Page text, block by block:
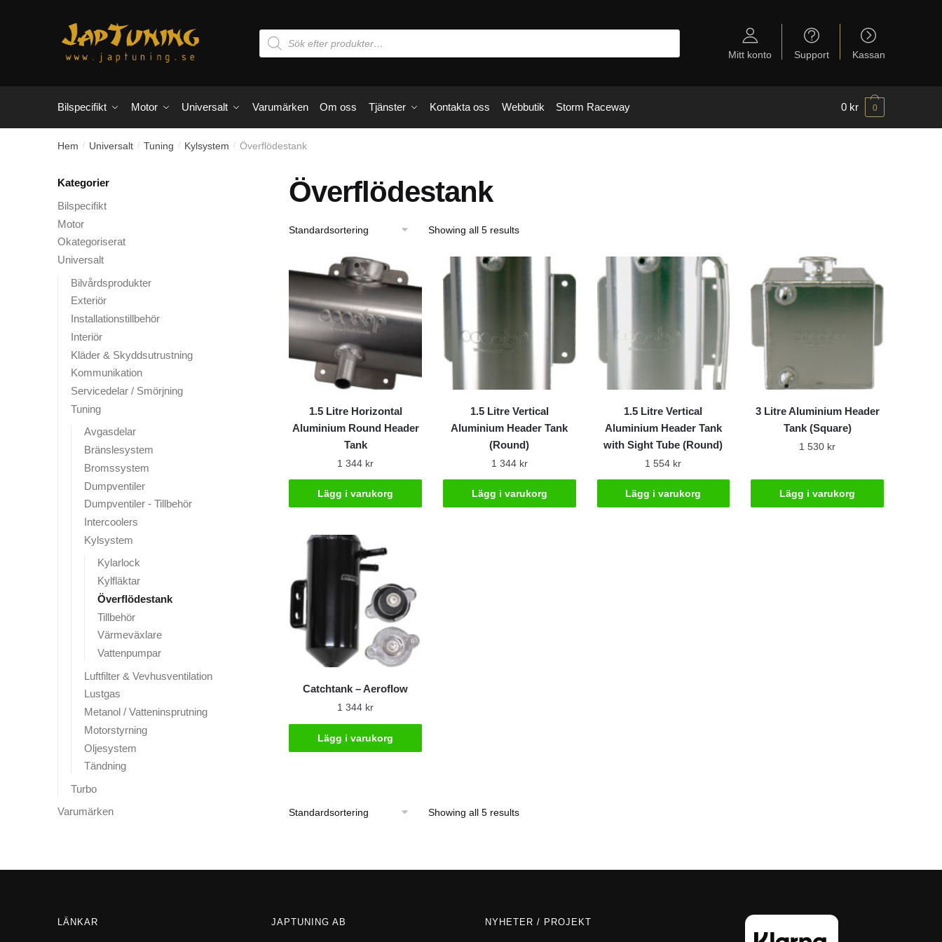
Products
search
Mitt konto Support Kassan
Bilspecifikt Motor Universalt Varumärken Om oss Tjänster Kontakta oss Webbutik Storm Raceway 0 kr 0
Hem / Universalt / Tuning / Kylsystem / Överflödestank
Överflödestank
Showing all 5 results
1.5 Litre Horizontal
Aluminium Round Header
Tank
1 344 kr
Lägg i varukorg
1.5 Litre Vertical
Aluminium Header Tank
(Round)
1 344 kr
Lägg i varukorg
1.5 Litre Vertical
Aluminium Header Tank
with Sight Tube (Round)
1 554 kr
Lägg i varukorg
3 Litre Aluminium Header
Tank (Square)
1 530 kr
Lägg i varukorg
Catchtank – Aeroflow
1 344 kr
Lägg i varukorg
Showing all 5 results
Kategorier
Bilspecifikt
Motor
Okategoriserat
Universalt
Bilvårdsprodukter
Exteriör
Installationstillbehör
Interiör
Kläder & Skyddsutrustning
Kommunikation
Servicedelar / Smörjning
Tuning
Avgasdelar
Bränslesystem
Bromssystem
Dumpventiler
Dumpventiler - Tillbehör
Intercoolers
Kylsystem
Kylarlock
Kylfläktar
Överflödestank
Tillbehör
Värmeväxlare
Vattenpumpar
Luftfilter & Vevhusventilation
Lustgas
Metanol / Vatteninsprutning
Motorstyrning
Oljesystem
Tändning
Turbo
Varumärken
LÄNKAR JAPTUNING AB NYHETER / PROJEKT